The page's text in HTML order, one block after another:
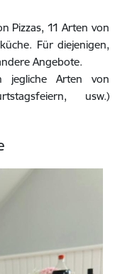
Pizzas, 11 Arten von
Für diejenigen,
Angebote.
jegliche Arten von
usw.)